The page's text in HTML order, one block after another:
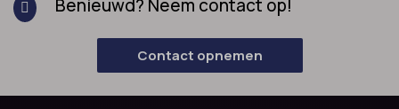
 Benieuwd? Neem contact op!
Contact opnemen